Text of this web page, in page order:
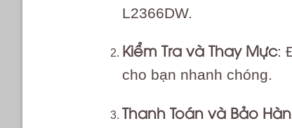
L2366DW.
Kiểm Tra và Thay Mực:
cho bạn nhanh chóng.
Thanh Toán và Bảo